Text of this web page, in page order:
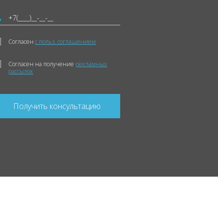
Согласенс польз. соглашением
Согласен на получение рекламных
рассылок
Получить консультацию